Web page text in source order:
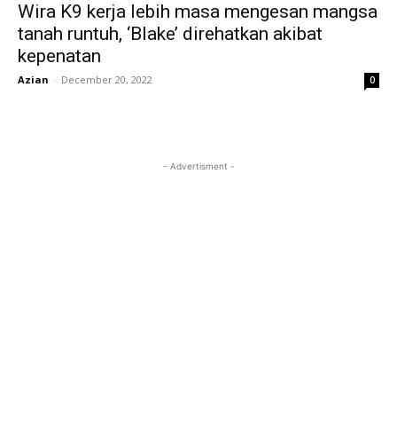
Wira K9 kerja lebih masa mengesan mangsa
tanah runtuh, ‘Blake’ direhatkan akibat
kepenatan
Azian - December 20, 2022 0
- Advertisment -